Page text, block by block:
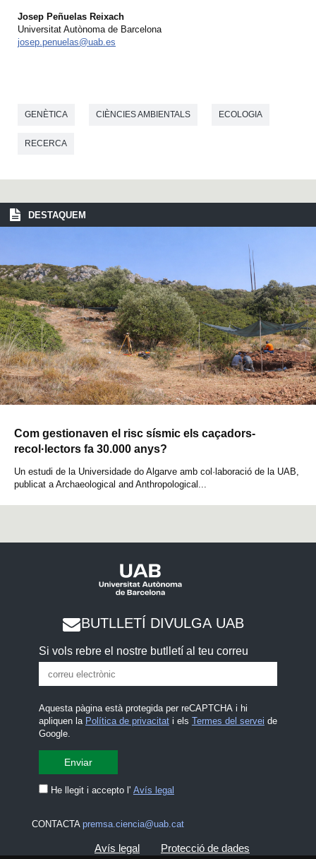
Josep Peñuelas Reixach
Universitat Autònoma de Barcelona
josep.penuelas@uab.es
GENÈTICA CIÈNCIES AMBIENTALS ECOLOGIA
RECERCA
DESTAQUEM
Com gestionaven el risc sísmic els caçadors-
recol·lectors fa 30.000 anys?
Un estudi de la Universidade do Algarve amb col·laboració de la UAB,
publicat a Archaeological and Anthropological...
BUTLLETÍ DIVULGA UAB
Si vols rebre el nostre butlletí al teu correu
Aquesta pàgina està protegida per reCAPTCHA i hi
apliquen la Política de privacitati els Termes del servei de
Google.
He llegit i accepto l' Avís legal
CONTACTA premsa.ciencia@uab.cat
Avís legal Protecció de dades